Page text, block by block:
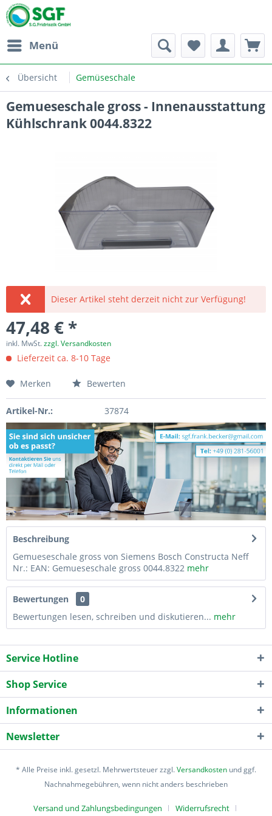
Menü
Übersicht Gemüseschale
Gemueseschale gross - Innenausstattung
Kühlschrank 0044.8322
Dieser Artikel steht derzeit nicht zur Verfügung!
47,48 € *
inkl. MwSt.zzgl. Versandkosten
Lieferzeit ca. 8-10 Tage
Merken Bewerten
Artikel-Nr.: 37874
Beschreibung
Gemueseschale gross von Siemens Bosch Constructa Neff
Nr.: EAN: Gemueseschale gross 0044.8322 mehr
Bewertungen
0
Bewertungen lesen, schreiben und diskutieren... mehr
Service Hotline
Shop Service
Informationen
Newsletter
* Alle Preise inkl. gesetzl. Mehrwertsteuer zzgl.Versandkosten und ggf.
Nachnahmegebühren, wenn nicht anders beschrieben
Versand und Zahlungsbedingungen Widerrufsrecht